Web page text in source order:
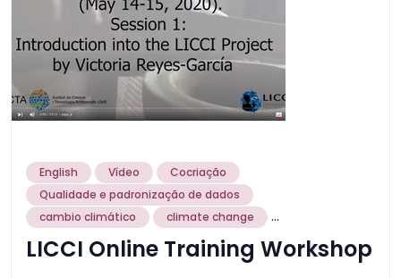
English Vídeo
Cocriação
Qualidade e padronização de dados
cambio climático
climate change ...
LICCI Online Training Workshop